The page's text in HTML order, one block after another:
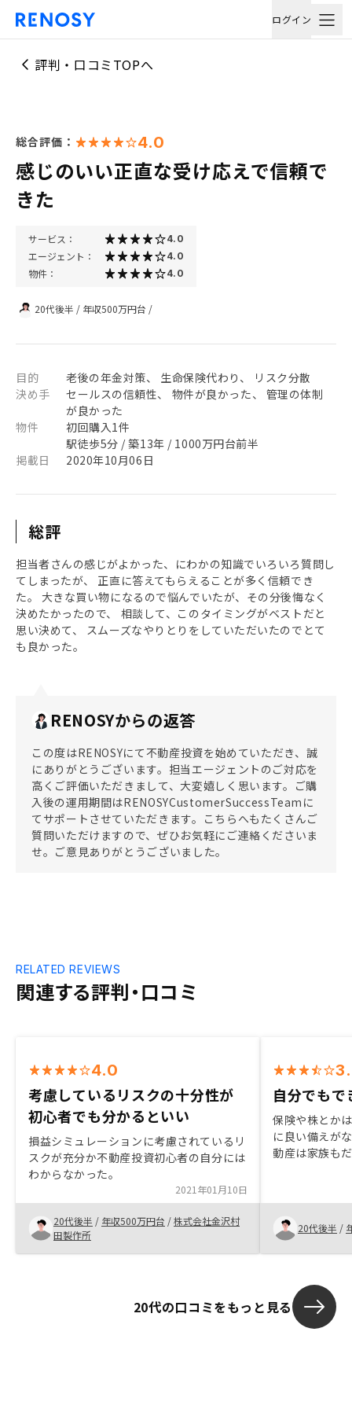
ログイン
評判・口コミTOPへ
総合評価： 4.0
感じのいい正直な受け応えで信頼で
きた
サービス： 4.0
エージェント： 4.0
物件： 4.0
20代後半 / 年収500万円台 /
目的
老後の年金対策、 生命保険代わり、 リスク分散
決め手
セールスの信頼性、 物件が良かった、 管理の体制
が良かった
物件
初回購入1件
駅徒歩5分 / 築13年 / 1000万円台前半
掲載日
2020年10月06日
総評
担当者さんの感じがよかった、にわかの知識でいろいろ質問し
てしまったが、 正直に答えてもらえることが多く信頼でき
た。 大きな買い物になるので悩んでいたが、その分後悔なく
決めたかったので、 相談して、このタイミングがベストだと
思い決めて、 スムーズなやりとりをしていただいたのでとて
も良かった。
RENOSYからの返答
この度はRENOSYにて不動産投資を始めていただき、誠
にありがとうございます。担当エージェントのご対応を
高くご評価いただきまして、大変嬉しく思います。ご購
入後の運用期間はRENOSYCustomerSuccessTeamに
てサポートさせていただきます。こちらへもたくさんご
質問いただけますので、ぜひお気軽にご連絡くださいま
せ。ご意見ありがとうございました。
関連する評判・口コミ
RELATED REVIEWS
4.0
考慮しているリスクの十分性が
初心者でも分かるといい
損益シミュレーションに考慮されているリ
スクが充分か不動産投資初心者の自分には
わからなかった。
2021年01月10日
20代後半 / 年収500万円台 /株式会社金沢村
田製作所
自分でも
保険や株とか
に良い備えが
動産は家族も
者さんのお話
怖くないと認
成ができると
大丈夫そうだ
でほかのツー
う。
20代後半 /
20代の口コミをもっと見る